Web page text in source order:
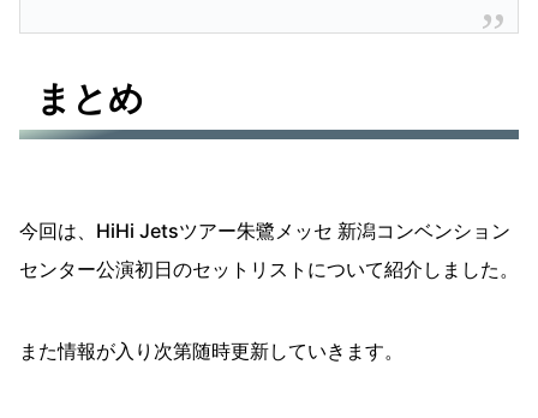
まとめ
今回は、HiHi Jetsツアー朱鷺メッセ 新潟コンベンション
センター公演初日のセットリストについて紹介しました。
また情報が入り次第随時更新していきます。